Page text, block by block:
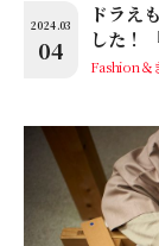
2024.03
04
ドラえ
した！
Fashion＆